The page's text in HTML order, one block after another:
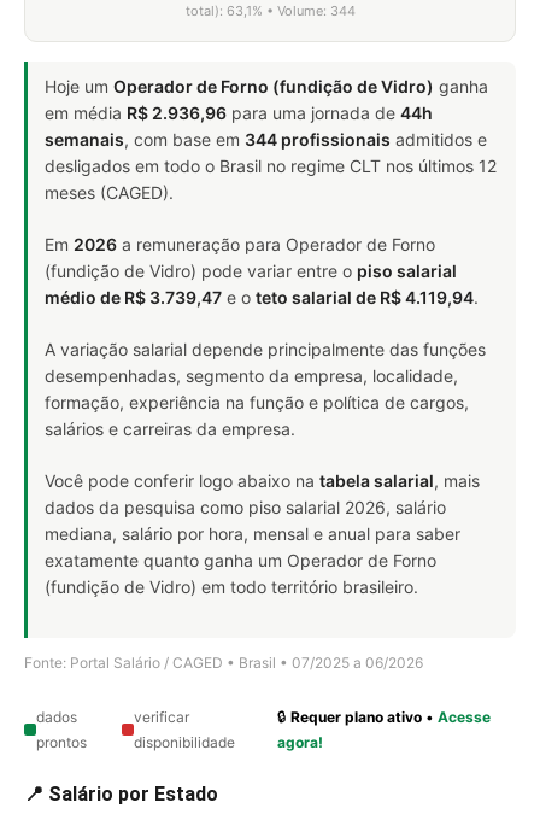
total): 63,1% • Volume: 344
Hoje um Operador de Forno (fundição de Vidro) ganha
em média R$ 2.936,96 para uma jornada de 44h
semanais, com base em 344 profissionais admitidos e
desligados em todo o Brasil no regime CLT nos últimos 12
meses (CAGED).
Em 2026 a remuneração para Operador de Forno
(fundição de Vidro) pode variar entre o piso salarial
médio de R$ 3.739,47 e o teto salarial de R$ 4.119,94.
A variação salarial depende principalmente das funções
desempenhadas, segmento da empresa, localidade,
formação, experiência na função e política de cargos,
salários e carreiras da empresa.
Você pode conferir logo abaixo na tabela salarial, mais
dados da pesquisa como piso salarial 2026, salário
mediana, salário por hora, mensal e anual para saber
exatamente quanto ganha um Operador de Forno
(fundição de Vidro) em todo território brasileiro.
Fonte: Portal Salário / CAGED • Brasil • 07/2025 a 06/2026
dados
prontos
verificar
disponibilidade
🔒Requer plano ativo •Acesse
agora!
📍 Salário por Estado